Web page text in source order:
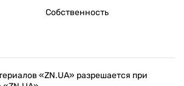
Собственность
«ZN.UA» разрешается при